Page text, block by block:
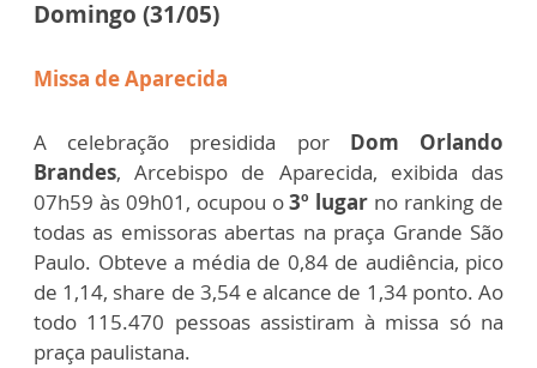
Domingo (31/05)
Missa de Aparecida
A celebração presidida por Dom Orlando
Brandes, Arcebispo de Aparecida, exibida das
07h59 às 09h01, ocupou o3º lugar no ranking de
todas as emissoras abertas na praça Grande São
Paulo. Obteve a média de 0,84 de audiência, pico
de 1,14, share de 3,54 e alcance de 1,34 ponto. Ao
todo 115.470 pessoas assistiram à missa só na
praça paulistana.